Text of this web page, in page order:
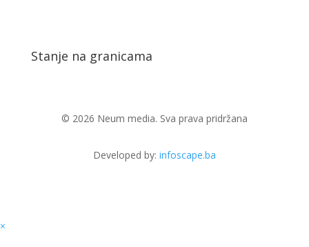
Stanje na granicama
© 2026 Neum media. Sva prava pridržana
Developed by: infoscape.ba
×